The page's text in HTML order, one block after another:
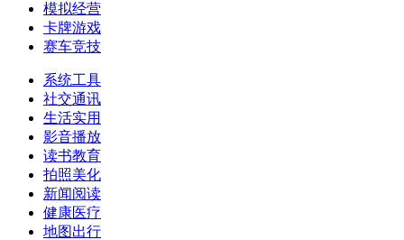
模拟经营
卡牌游戏
赛车竞技
系统工具
社交通讯
生活实用
影音播放
读书教育
拍照美化
新闻阅读
健康医疗
地图出行